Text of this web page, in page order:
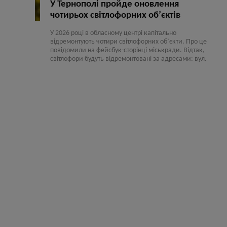
У Тернополі пройде оновлення
чотирьох світлофорних об’єктів
У 2026 році в обласному центрі капітально
відремонтують чотири світлофорних об’єкти. Про це
повідомили на фейсбук-сторінці міськради. Відтак,
світлофори будуть відремонтовані за адресами: вул.